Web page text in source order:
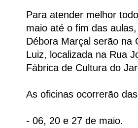
Para atender melhor
maio até o fim das
Débora Marçal serão na
Luiz, localizada na Rua
Fábrica de Cultura do
As oficinas ocorrerão
- 06, 20 e 27 de maio.